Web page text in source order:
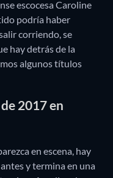
escocesa Caroline
podría haber
corriendo, se
hay detrás de la
algunos títulos
2017 en
en escena, hay
y termina en una